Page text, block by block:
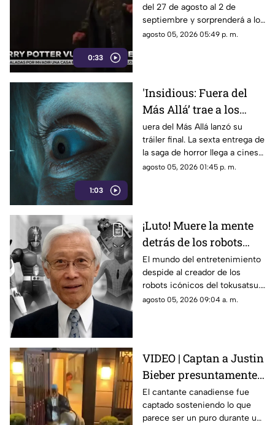
0:33
cines por su 25
aniversario
del 27 de agosto al 2 de
septiembre y sorprenderá a los
fanáticos con 15 minutos de
agosto 05, 2026 05:49 p. m.
1:03
'Insidious: Fuera del
Más Allá’ trae a los
demonios al mundo
real en su tráiler final
uera del Más Allá lanzó su
tráiler final. La sexta entrega de
la saga de horror llega a cines
el 21 de agosto de 2026.
agosto 05, 2026 01:45 p. m.
¡Luto! Muere la mente
detrás de los robots
icónicos del tokusatsu
y los Power Rangers
El mundo del entretenimiento
despide al creador de los
robots icónicos del tokusatsu.
Su trabajo revolucionó series
agosto 05, 2026 09:04 a. m.
VIDEO | Captan a Justin
Bieber presuntamente
fumando cerca de su
bebé
El cantante canadiense fue
captado sosteniendo lo que
parece ser un puro durante un